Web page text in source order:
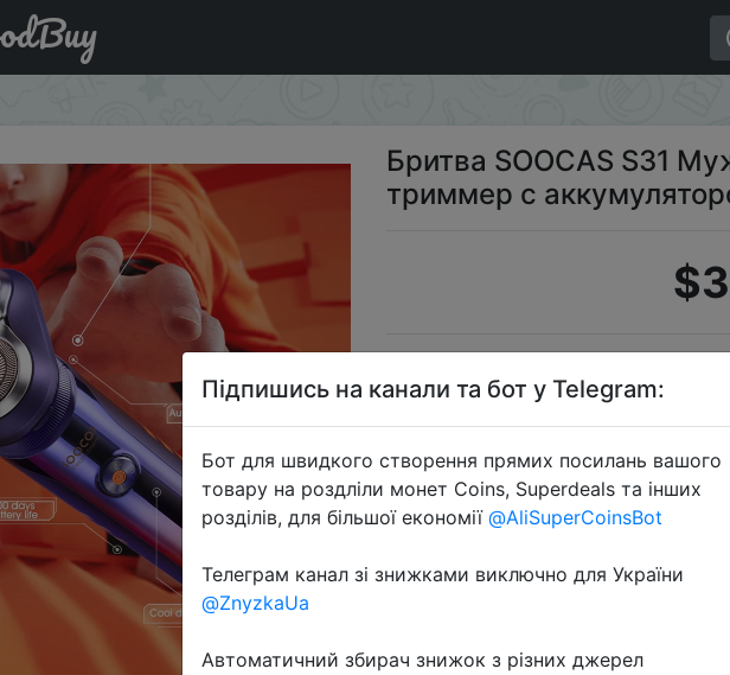
SOOCAS S31 Мужская электрическая, триммер с аккумулятором Type
Бритва SOOCAS S31
триммер с
Перейти
Підпишись на канали та бот у Telegram:
Бот для швидкого створення прямих посилань вашого
товару на роздліли монет Coins, Superdeals та інших
розділів, для більшої економії @AliSuperCoinsBot
Телеграм канал зі знижками виключно для України
@ZnyzkaUa
Автоматичний збирач знижок з різних джерел